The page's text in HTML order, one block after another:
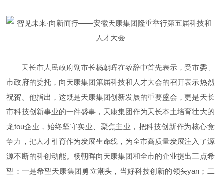
天长市人民政府副市长杨朝晖在致辞中首先表示，受市委、
市政府的委托，向天康集团第届科技和人才大会的召开表示热烈
祝贺。他指出，这既是天康集团创新发展的重要盛会，更是天长
市科技创新事业的一件盛事，天康集团作为天长本土培育壮大的
龙tou企业，始终坚守实业、聚焦主业，把科技创新作为核心竞
争力，把人才引育作为发展生命线，为全市高质量发展注入了源
源不断的科创动能。杨朝晖向天康集团和全市的企业提出三点希
望：一是希望天康集团勇立潮头，当好科技创新的领头yan；二